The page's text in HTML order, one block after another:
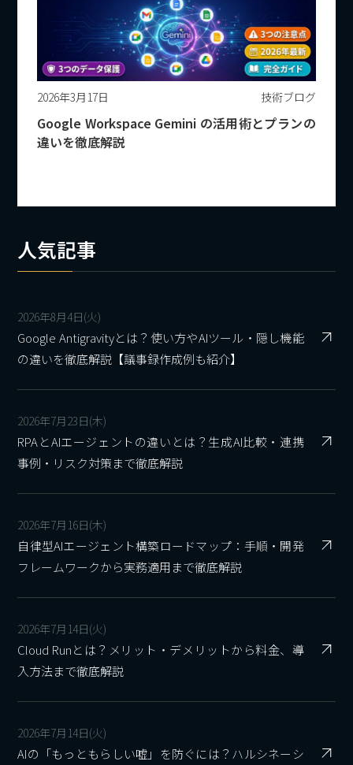
2026年3月17日 技術ブログ
Google Workspace Gemini の活用術とプランの
違いを徹底解説
人気記事
2026年8月4日(火)
Google Antigravityとは？使い方やAIツール・隠し機能
の違いを徹底解説【議事録作成例も紹介】
2026年7月23日(木)
RPAとAIエージェントの違いとは？生成AI比較・連携
事例・リスク対策まで徹底解説
2026年7月16日(木)
自律型AIエージェント構築ロードマップ：手順・開発
フレームワークから実務適用まで徹底解説
2026年7月14日(火)
Cloud Runとは？メリット・デメリットから料金、導
入方法まで徹底解説
2026年7月14日(火)
AIの「もっともらしい嘘」を防ぐには？ハルシネーシ